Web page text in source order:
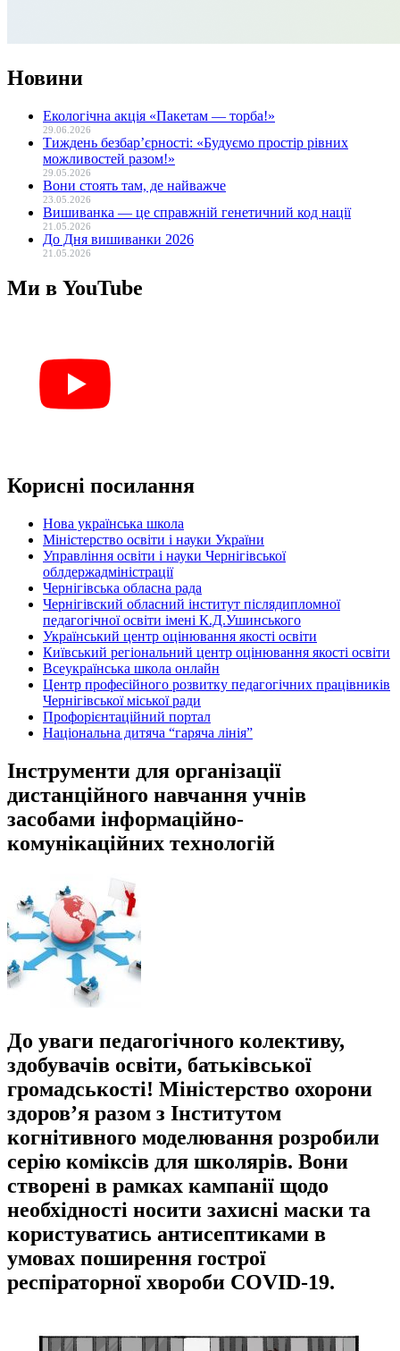
Новини
Екологічна акція «Пакетам — торба!»
29.06.2026
Тиждень безбар’єрності: «Будуємо простір рівних
можливостей разом!»
29.05.2026
Вони стоять там, де найважче
23.05.2026
Вишиванка — це справжній генетичний код нації
21.05.2026
До Дня вишиванки 2026
21.05.2026
Ми в YouTube
Корисні посилання
Нова українська школа
Міністерство освіти і науки України
Управління освіти і науки Чернігівської
облдержадміністрації
Чернігівська обласна рада
Чернігівский обласний інститут післядипломної
педагогічної освіти імені К.Д.Ушинського
Український центр оцінювання якості освіти
Київський регіональний центр оцінювання якості освіти
Всеукраїнська школа онлайн
Центр професійного розвитку педагогічних працівників
Чернігівської міської ради
Профорієнтаційний портал
Національна дитяча “гаряча лінія”
Інструменти для організації
дистанційного навчання учнів
засобами інформаційно-
комунікаційних технологій
До уваги педагогічного колективу,
здобувачів освіти, батьківської
громадськості! Міністерство охорони
здоров’я разом з Інститутом
когнітивного моделювання розробили
серію коміксів для школярів. Вони
створені в рамках кампанії щодо
необхідності носити захисні маски та
користуватись антисептиками в
умовах поширення гострої
респіраторної хвороби COVID-19.